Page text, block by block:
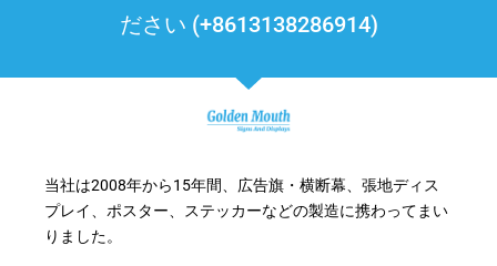
ださい (+8613138286914)
当社は2008年から15年間、広告旗・横断幕、張地ディス
プレイ、ポスター、ステッカーなどの製造に携わってまい
りました。